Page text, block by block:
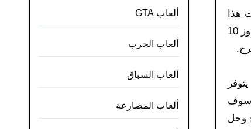
هذا
البرنامج على جهازك وللعلم فبرنامج فلاش بلاير يأتي مثبتاً بشكل تلقائي على نسخ الويندوز ذلك بداية من ويندوز 7 إلى ويندوز 10
سوف
وحل
ألعاب GTA
ألعاب الحرب
ألعاب السباق
ألعاب المصارعة